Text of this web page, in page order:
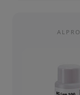
ALPRO